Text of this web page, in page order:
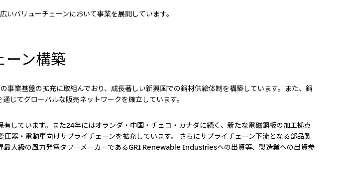
バリューチェーンにおいて事業を展開しています。
ーン構築
業基盤の拡充に取組んでおり、成長著しい新興国での鋼材供給体制を構築しています。また、鋼
てグローバルな販売ネットワークを確立しています。
ています。また24年にはオランダ・中国・チェコ・カナダに続く、新たな電磁鋼板の加工拠点
・電動車向けサプライチェーンを拡充しています。 さらにサプライチェーン下流となる部品製
大級の風力発電タワーメーカーであるGRI Renewable Industriesへの出資等、製造業への出資参